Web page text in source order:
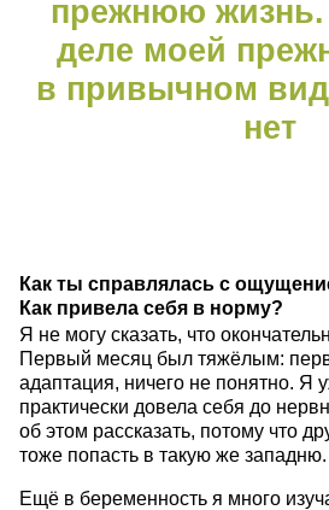
прежнюю
деле моей
в привычном
нет
Как ты справлялась с
Как привела себя в норму?
Я не могу сказать, что
Первый месяц был тяжёлым:
адаптация, ничего не понятно. Я
практически довела себя до
об этом рассказать, потому что
тоже попасть в такую же западню.
Ещё в беременность я много